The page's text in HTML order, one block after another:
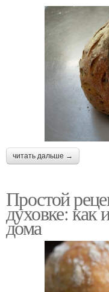
читать дальше →
Простой
духовке: как
дома